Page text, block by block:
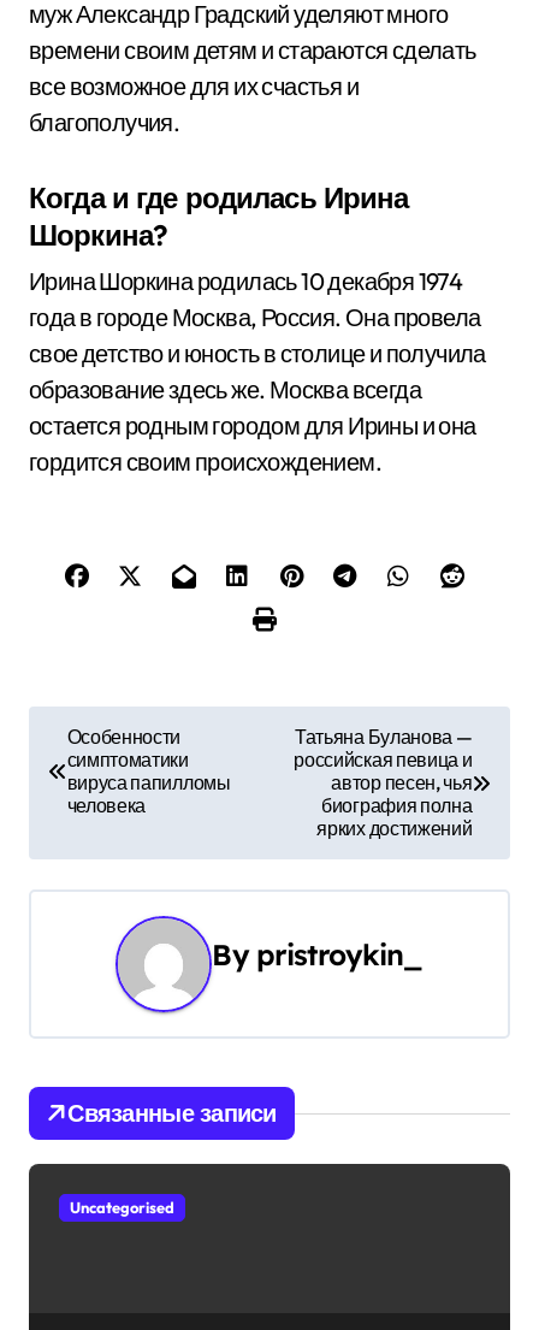
муж Александр Градский уделяют много
времени своим детям и стараются сделать
все возможное для их счастья и
благополучия.
Когда и где родилась Ирина
Шоркина?
Ирина Шоркина родилась 10 декабря 1974
года в городе Москва, Россия. Она провела
свое детство и юность в столице и получила
образование здесь же. Москва всегда
остается родным городом для Ирины и она
гордится своим происхождением.
и
ц
и
я
п
Особенности
симптоматики
вируса папилломы
человека
Татьяна Буланова —
российская певица и
автор песен, чья
биография полна
ярких достижений
By pristroykin_
Связанные записи
Uncategorised